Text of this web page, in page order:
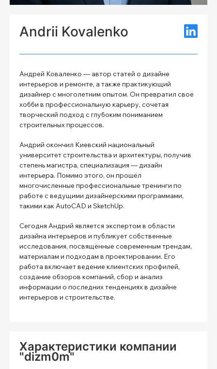
Andrii Kovalenko
Андрей Коваленко — автор статей о дизайне
интерьеров и ремонте, а также практикующий
дизайнер с многолетним опытом. Он превратил своё
хобби в профессиональную карьеру, сочетая
творческий подход с глубоким пониманием
строительных процессов.
Андрий окончил Киевский национальный
университет строительства и архитектуры, получив
степень магистра, специализация — дизайн
интерьера. Помимо этого, он прошёл
многочисленные профессиональные тренинги по
работе с ведущими дизайнерскими программами,
такими как AutoCAD и SketchUp.
Сегодня Андрий является экспертом в области
дизайна интерьеров и публикует собственные
исследования, посвящённые современным трендам,
материалам и подходам в проектировании. Его
работа включает ведение клиентских профилей,
создание обзоров компаний, сбор и анализ
информации о последних тенденциях в дизайне
интерьеров и строительстве.
Характеристики компании
"dizm0m"